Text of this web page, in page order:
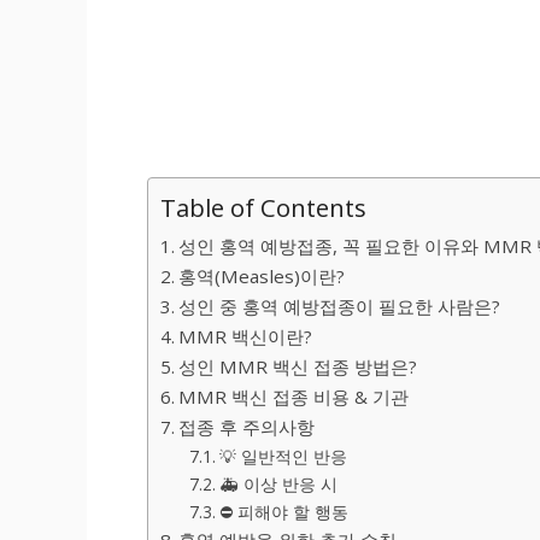
Table of Contents
성인 홍역 예방접종, 꼭 필요한 이유와 MMR
홍역(Measles)이란?
성인 중 홍역 예방접종이 필요한 사람은?
MMR 백신이란?
성인 MMR 백신 접종 방법은?
MMR 백신 접종 비용 & 기관
접종 후 주의사항
💡 일반적인 반응
🚑 이상 반응 시
⛔ 피해야 할 행동